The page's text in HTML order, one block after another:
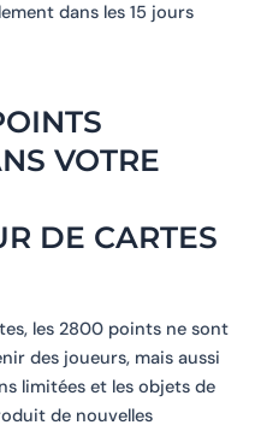
dans les 15 jours
VOTRE
DE CARTES
les 2800 points ne sont
des joueurs, mais aussi
limitées et les objets de
de nouvelles